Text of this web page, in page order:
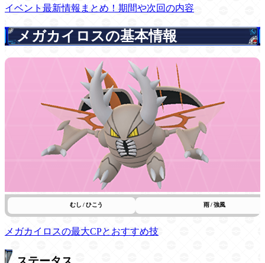
イベント最新情報まとめ！期間や次回の内容
メガカイロスの基本情報
むし / ひこう 雨 / 強風
メガカイロスの最大CPとおすすめ技